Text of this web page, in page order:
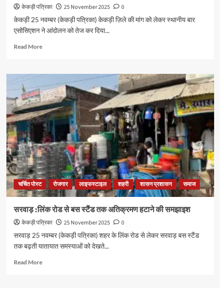
केकड़ी पत्रिका 25 November 2025
0
केकड़ी 25 नवम्बर (केकड़ी पत्रिका) केकड़ी ज़िले की मांग को लेकर स्थानीय बार
एसोसिएशन ने आंदोलन को तेज कर दिया...
Read More
चर्चित पोस्ट रोजगार लाइफस्टाइल शहरी शासन प्रशासन समाज
सरवाड़ :लिंक रोड से बस स्टैंड तक अतिक्रमण हटाने की समझाइश
केकड़ी पत्रिका 25 November 2025
0
सरवाड़ 25 नवम्बर (केकड़ी पत्रिका) शहर के लिंक रोड से लेकर सरवाड़ बस स्टैंड
तक बढ़ती यातायात समस्याओं को देखते...
Read More